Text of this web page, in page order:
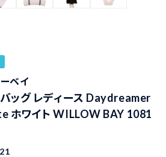
ベイ
ッグ レディース Daydreamer
ホワイト WILLOW BAY 1081